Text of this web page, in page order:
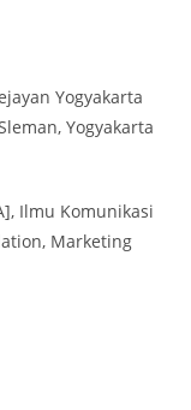
Yogyakarta
Yogyakarta
Ilmu Komunikasi
Marketing